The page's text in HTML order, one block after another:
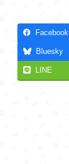
Facebook
Bluesky
LINE